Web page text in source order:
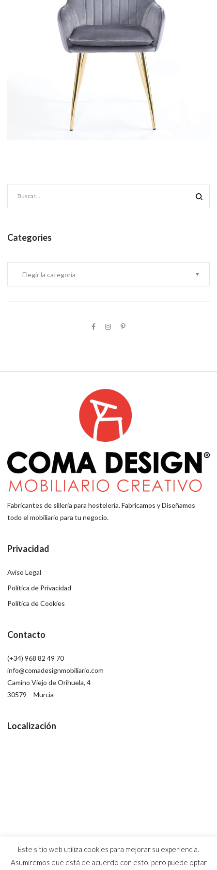
Categories
Categories
Fabricantes de sillería para hostelería. Fabricamos y Diseñamos
todo el mobiliario para tu negocio.
Privacidad
Aviso Legal
Política de Privacidad
Política de Cookies
Contacto
(+34) 968 82 49 70
info@comadesignmobiliario.com
Camino Viejo de Orihuela, 4
30579 – Murcia
Localización
Este sitio web utiliza cookies para mejorar su experiencia.
Asumiremos que está de acuerdo con esto, pero puede optar